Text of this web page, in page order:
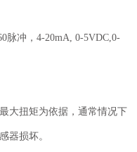
脉冲，4-20mA, 0-5VDC,0-
大扭矩为依据，通常情况下
器损坏。